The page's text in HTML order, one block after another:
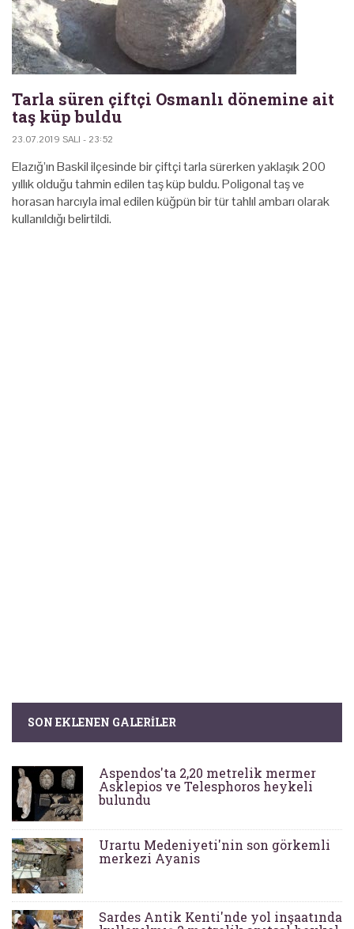
Tarla süren çiftçi Osmanlı dönemine ait
taş küp buldu
23.07.2019 SALI - 23:52
Elazığ’ın Baskil ilçesinde bir çiftçi tarla sürerken yaklaşık 200
yıllık olduğu tahmin edilen taş küp buldu. Poligonal taş ve
horasan harcıyla imal edilen küğpün bir tür tahlıl ambarı olarak
kullanıldığı belirtildi.
SON EKLENEN GALERILER
Aspendos'ta 2,20 metrelik mermer
Asklepios ve Telesphoros heykeli
bulundu
Urartu Medeniyeti'nin son görkemli
merkezi Ayanis
Sardes Antik Kenti'nde yol inşaatında